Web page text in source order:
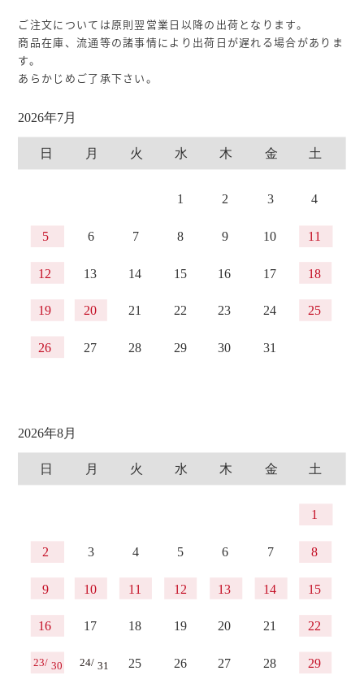
ご注文については原則翌営業日以降の出荷となります。
商品在庫、流通等の諸事情により出荷日が遅れる場合がありま
す。
あらかじめご了承下さい。